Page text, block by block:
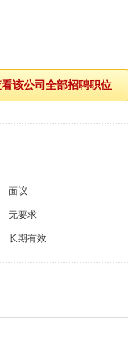
面议
无要求
长期有效